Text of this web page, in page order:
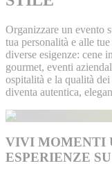
Organizzare un evento
tua personalità e alle
diverse esigenze: cene
gourmet, eventi
ospitalità e la qualità
diventa autentica,
VIVI MOMENTI
ESPERIENZE